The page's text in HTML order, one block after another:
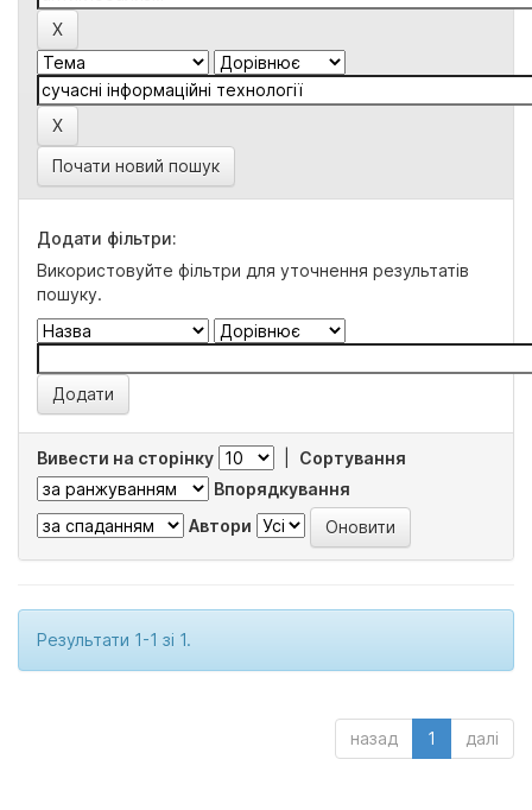
Почати новий пошук
Додати фільтри:
Використовуйте фільтри для уточнення результатів
пошуку.
Вивести на сторінку
Сортування
Впорядкування
Автори
Результати 1-1 зі 1.
назад 1 далі